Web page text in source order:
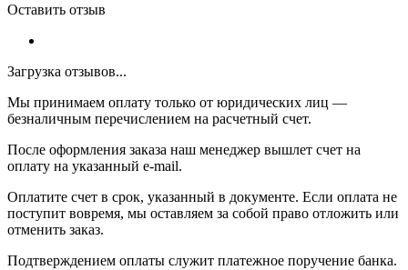
Оставить отзыв
Загрузка отзывов...
Мы принимаем оплату только от юридических лиц —
безналичным перечислением на расчетный счет.
После оформления заказа наш менеджер вышлет счет на
оплату на указанный e-mail.
Оплатите счет в срок, указанный в документе. Если оплата не
поступит вовремя, мы оставляем за собой право отложить или
отменить заказ.
Подтверждением оплаты служит платежное поручение банка.